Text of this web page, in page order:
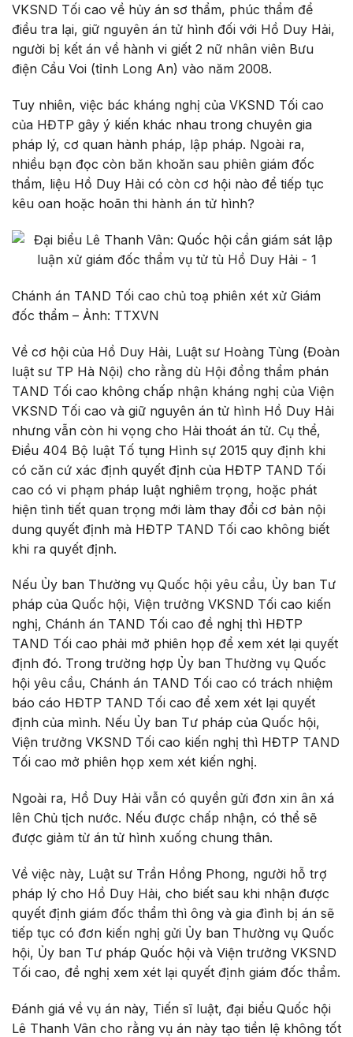
VKSND Tối cao về hủy án sơ thẩm, phúc thẩm để
điều tra lại, giữ nguyên án tử hình đối với Hồ Duy Hải,
người bị kết án về hành vi giết 2 nữ nhân viên Bưu
điện Cầu Voi (tỉnh Long An) vào năm 2008.
Tuy nhiên, việc bác kháng nghị của VKSND Tối cao
của HĐTP gây ý kiến khác nhau trong chuyên gia
pháp lý, cơ quan hành pháp, lập pháp. Ngoài ra,
nhiều bạn đọc còn băn khoăn sau phiên giám đốc
thẩm, liệu Hồ Duy Hải có còn cơ hội nào để tiếp tục
kêu oan hoặc hoãn thi hành án tử hình?
Chánh án TAND Tối cao chủ toạ phiên xét xử Giám
đốc thẩm – Ảnh: TTXVN
Về cơ hội của Hồ Duy Hải, Luật sư Hoàng Tùng (Đoàn
luật sư TP Hà Nội) cho rằng dù Hội đồng thẩm phán
TAND Tối cao không chấp nhận kháng nghị của Viện
VKSND Tối cao và giữ nguyên án tử hình Hồ Duy Hải
nhưng vẫn còn hi vọng cho Hải thoát án tử. Cụ thể,
Điều 404 Bộ luật Tố tụng Hình sự 2015 quy định khi
có căn cứ xác định quyết định của HĐTP TAND Tối
cao có vi phạm pháp luật nghiêm trọng, hoặc phát
hiện tình tiết quan trọng mới làm thay đổi cơ bản nội
dung quyết định mà HĐTP TAND Tối cao không biết
khi ra quyết định.
Nếu Ủy ban Thường vụ Quốc hội yêu cầu, Ủy ban Tư
pháp của Quốc hội, Viện trưởng VKSND Tối cao kiến
nghị, Chánh án TAND Tối cao đề nghị thì HĐTP
TAND Tối cao phải mở phiên họp để xem xét lại quyết
định đó. Trong trường hợp Ủy ban Thường vụ Quốc
hội yêu cầu, Chánh án TAND Tối cao có trách nhiệm
báo cáo HĐTP TAND Tối cao để xem xét lại quyết
định của mình. Nếu Ủy ban Tư pháp của Quốc hội,
Viện trưởng VKSND Tối cao kiến nghị thì HĐTP TAND
Tối cao mở phiên họp xem xét kiến nghị.
Ngoài ra, Hồ Duy Hải vẫn có quyền gửi đơn xin ân xá
lên Chủ tịch nước. Nếu được chấp nhận, có thể sẽ
được giảm từ án tử hình xuống chung thân.
Về việc này, Luật sư Trần Hồng Phong, người hỗ trợ
pháp lý cho Hồ Duy Hải, cho biết sau khi nhận được
quyết định giám đốc thẩm thì ông và gia đình bị án sẽ
tiếp tục có đơn kiến nghị gửi Ủy ban Thường vụ Quốc
hội, Ủy ban Tư pháp Quốc hội và Viện trưởng VKSND
Tối cao, đề nghị xem xét lại quyết định giám đốc thẩm.
Đánh giá về vụ án này, Tiến sĩ luật, đại biểu Quốc hội
Lê Thanh Vân cho rằng vụ án này tạo tiền lệ không tốt